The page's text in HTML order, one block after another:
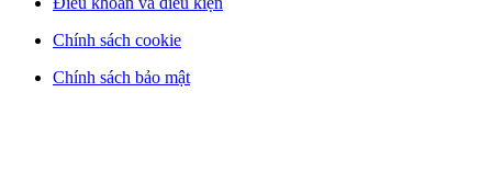
Chính sách cookie
Chính sách bảo mật